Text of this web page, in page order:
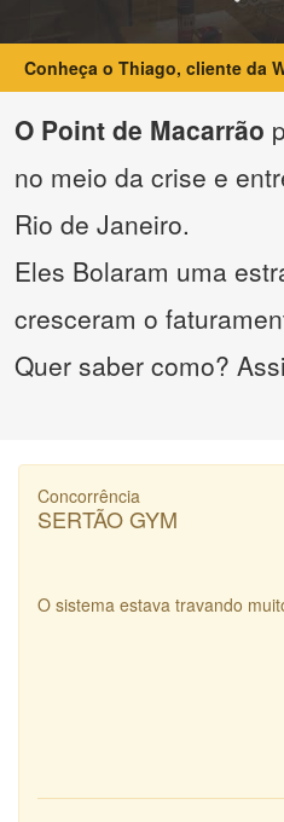
Conheça o Thiago, cliente da
O Point de Macarrão
no meio da crise e
Rio de Janeiro.
Eles Bolaram uma
cresceram o
Quer saber como?
Concorrência
SERTÃO GYM
O sistema estava travando